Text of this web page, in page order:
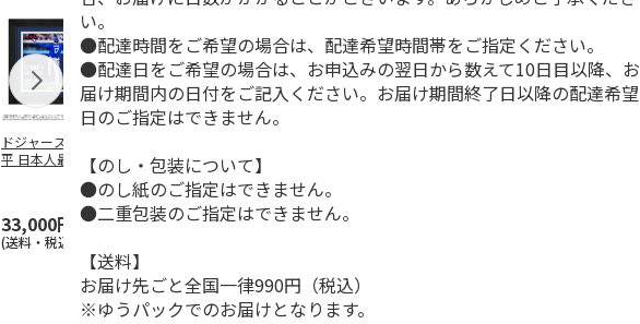
ドジャース 大谷翔
平 日本人最多53試
合連続出塁記念 ダ
33,000円
(送料・税込)
谷翔平 2026 NL 3・
4月投手…
33,000円
イ…
9,900円
い。
●配達時間をご希望の場合は、配達希望時間帯をご指定ください。
●配達日をご希望の場合は、お申込みの翌日から数えて10日目以降、お
届け期間内の日付をご記入ください。お届け期間終了日以降の配達希望
日のご指定はできません。
【のし・包装について】
●のし紙のご指定はできません。
●二重包装のご指定はできません。
【送料】
お届け先ごと全国一律990円（税込）
※ゆうパックでのお届けとなります。